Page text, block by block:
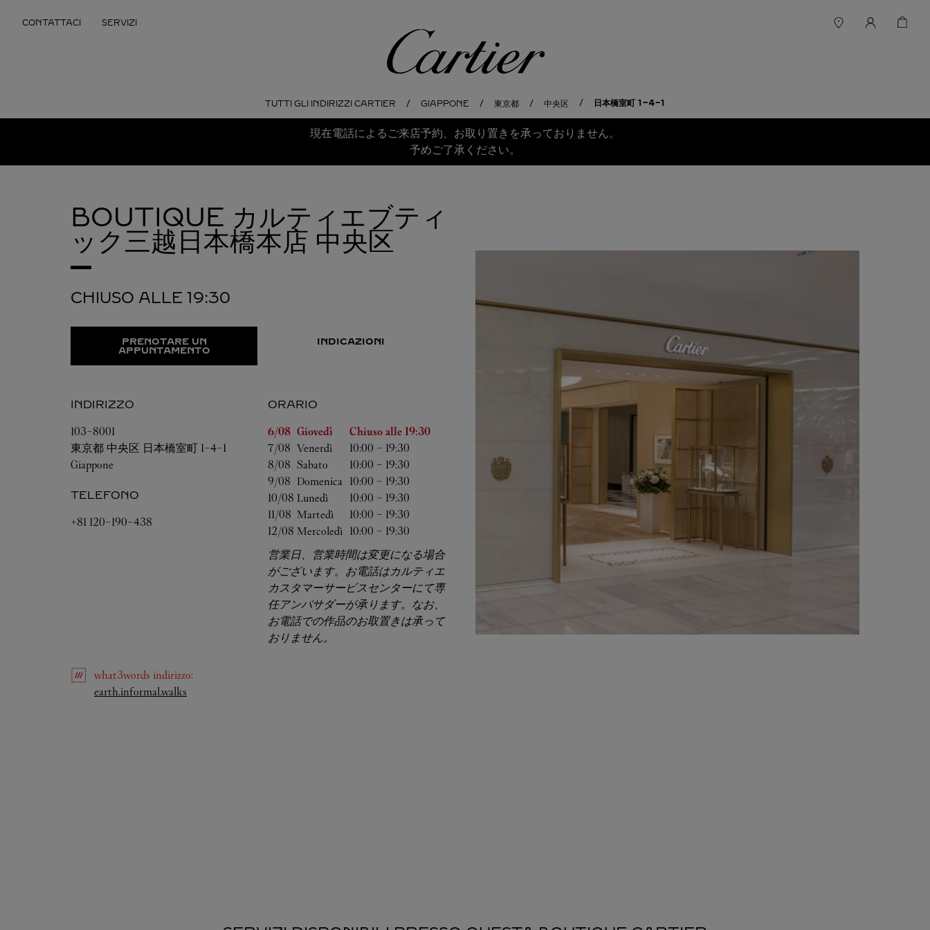
CONTATTACI SERVIZI
Cartier
TUTTI GLI INDIRIZZI CARTIER GIAPPONE 東京都 中央区 日本橋室町 1-4-1
現在電話によるご来店予約、お取り置きを承っておりません。
予めご了承ください。
BOUTIQUE カルティエブティ
ック三越日本橋本店 中央区
CHIUSO ALLE 19:30
PRENOTARE UN
APPUNTAMENTO
INDICAZIONI
INDIRIZZO
103-8001
東京都 中央区 日本橋室町 1-4-1
Giappone
TELEFONO
+81 120-190-438
ORARIO
Giorno della settimanaOrario
6/08 Giovedì Chiuso alle 19:30
7/08 Venerdì 10:00 - 19:30
8/08 Sabato 10:00 - 19:30
9/08 Domenica 10:00 - 19:30
10/08 Lunedì 10:00 - 19:30
11/08 Martedì 10:00 - 19:30
12/08 Mercoledì 10:00 - 19:30
営業日、営業時間は変更になる場合
がございます。お電話はカルティエ
カスタマーサービスセンターにて専
任アンバサダーが承ります。なお、
お電話での作品のお取置きは承って
おりません。
what3words indirizzo:
earth.informal.walks